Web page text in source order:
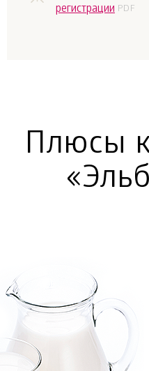
регистрации
Плюсы